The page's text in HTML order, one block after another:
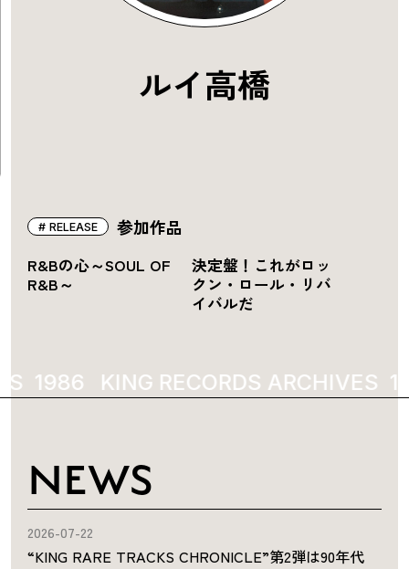
ルイ高橋
参加作品
RELEASE
R&Bの心～SOUL OF
R&B～
決定盤！これがロッ
クン・ロール・リバ
イバルだ
1986 KING RECORDS ARCHIVES
NEWS
2026-07-22
“KING RARE TRACKS CHRONICLE”第2弾は90年代